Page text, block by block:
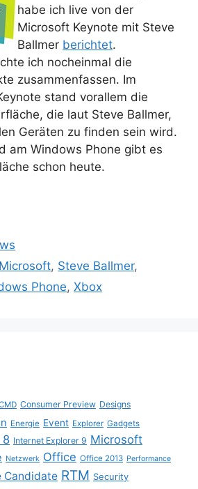
habe ich live von der
Microsoft Keynote mit Steve
Ballmer berichtet.
ich nocheinmal die
zusammenfassen. Im
stand vorallem die
die laut Steve Ballmer,
Geräten zu finden sein wird.
am Windows Phone gibt es
schon heute.
Microsoft, Steve Ballmer,
Phone, Xbox
Consumer Preview Designs
Energie Event Explorer Gadgets
8 Internet Explorer 9 Microsoft
Netzwerk Office Office 2013 Performance
Candidate RTM Security